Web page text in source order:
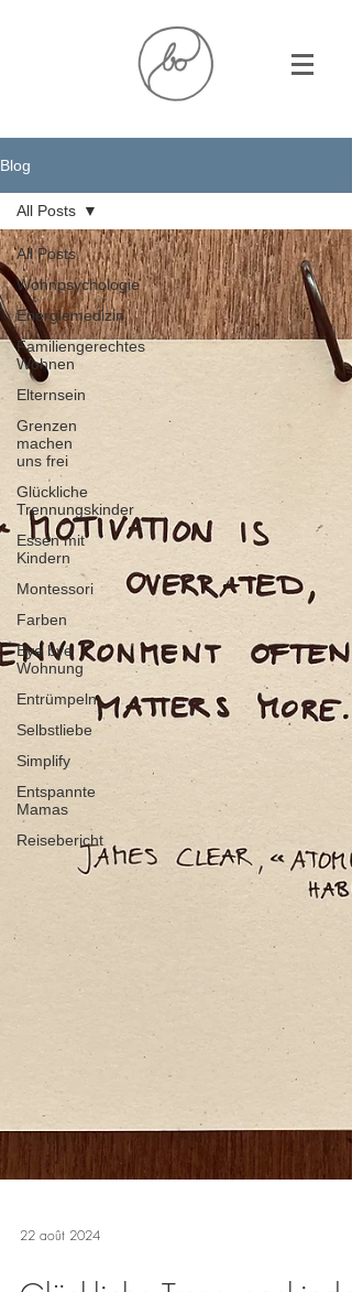
Blog
All Posts
Wohnpsychologie
Energiemedizin
Familiengerechtes
Wohnen
Elternsein
Grenzen
machen
uns frei
Glückliche
Trennungskinder
Essen mit
Kindern
Montessori
Farben
Bye bye
Wohnung
Entrümpeln
Selbstliebe
Simplify
Entspannte
Mamas
Reisebericht
All Posts